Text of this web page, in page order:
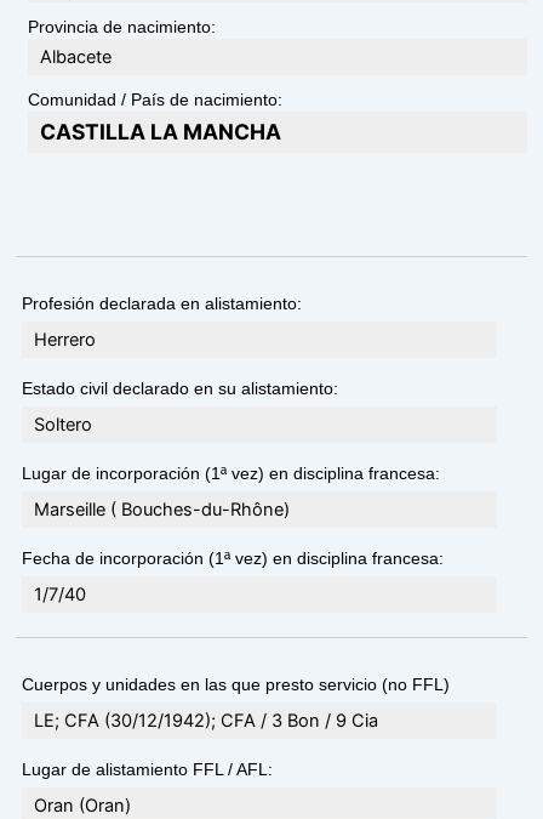
Provincia de nacimiento:
Albacete
Comunidad / País de nacimiento:
CASTILLA LA MANCHA
Profesión declarada en alistamiento:
Herrero
Estado civil declarado en su alistamiento:
Soltero
Lugar de incorporación (1ª vez) en disciplina francesa:
Marseille ( Bouches-du-Rhône)
Fecha de incorporación (1ª vez) en disciplina francesa:
1/7/40
Cuerpos y unidades en las que presto servicio (no FFL)
LE; CFA (30/12/1942); CFA / 3 Bon / 9 Cia
Lugar de alistamiento FFL / AFL:
Oran (Oran)